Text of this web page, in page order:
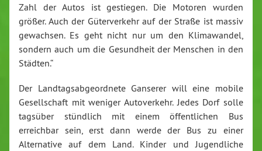
Zahl der Autos ist gestiegen. Die Motoren wurden
größer. Auch der Güterverkehr auf der Straße ist massiv
gewachsen. Es geht nicht nur um den Klimawandel,
sondern auch um die Gesundheit der Menschen in den
Städten.“
Der Landtagsabgeordnete Ganserer will eine mobile
Gesellschaft mit weniger Autoverkehr. Jedes Dorf solle
tagsüber stündlich mit einem öffentlichen Bus
erreichbar sein, erst dann werde der Bus zu einer
Alternative auf dem Land. Kinder und Jugendliche